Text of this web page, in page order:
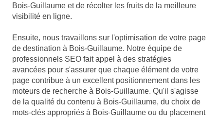
Bois-Guillaume et de récolter les fruits de la meilleure
visibilité en ligne.
Ensuite, nous travaillons sur l'optimisation de votre page
de destination à Bois-Guillaume. Notre équipe de
professionnels SEO fait appel à des stratégies
avancées pour s'assurer que chaque élément de votre
page contribue à un excellent positionnement dans les
moteurs de recherche à Bois-Guillaume. Qu'il s'agisse
de la qualité du contenu à Bois-Guillaume, du choix de
mots-clés appropriés à Bois-Guillaume ou du placement